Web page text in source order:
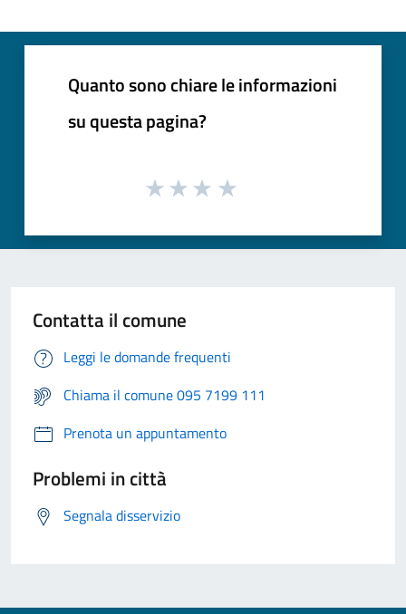
Quanto sono chiare le informazioni
su questa pagina?
Contatta il comune
Leggi le domande frequenti
Chiama il comune 095 7199 111
Prenota un appuntamento
Problemi in città
Segnala disservizio